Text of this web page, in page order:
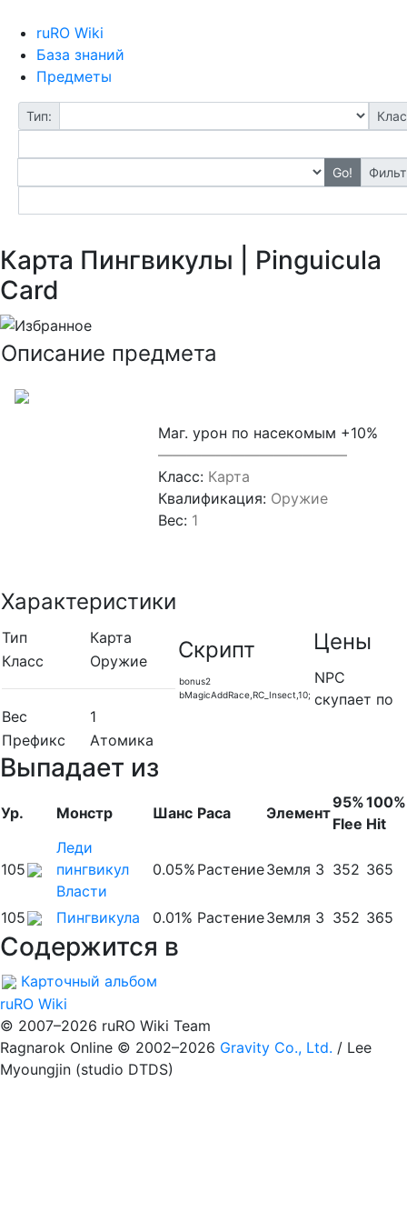
ruRO Wiki
База знаний
Предметы
Тип:
Go!
Карта Пингвикулы | Pinguicula
Card
Описание предмета
Маг. урон по насекомым +10%
—————————————
Класс: Карта
Квалификация: Оружие
Вес: 1
Характеристики
Тип
Карта
Класс
Оружие
Вес
1
Префикс
Атомика
Скрипт
bonus2
bMagicAddRace,RC_Insect,10;
Цены
NPC
скупает по
Выпадает из
Ур. Монстр Шанс Раса Элемент
95%
Flee
100%
Hit
105
Леди
пингвикул
Власти
0.05% РастениеЗемля 3 352 365
105 Пингвикула 0.01% РастениеЗемля 3 352 365
Содержится в
Карточный альбом
ruRO Wiki
© 2007–2026 ruRO Wiki Team
Ragnarok Online © 2002–2026 Gravity Co., Ltd. / Lee
Myoungjin (studio DTDS)